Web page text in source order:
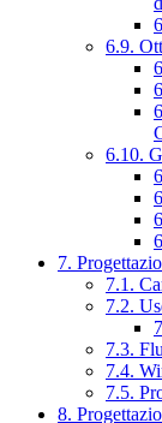
6.9.
6.10.
7.
7.1.
7.2.
7.3.
7.4.
7.5.
8.